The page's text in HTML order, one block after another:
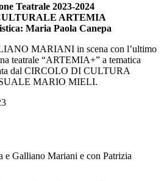
Teatrale 2023-2024
ARTEMIA
Maria Paola Canepa
MARIANI in scena con l’ultimo
teatrale “ARTEMIA+” a tematica
dal CIRCOLO DI CULTURA
MARIO MIELI.
e Galliano Mariani e con Patrizia